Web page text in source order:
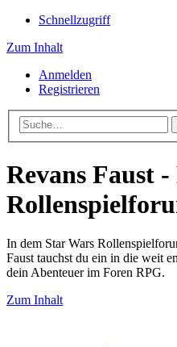
Schnellzugriff
Zum Inhalt
Anmelden
Registrieren
Revans Faust
In dem Star Wars
Faust tauchst du ein in die weit
dein Abenteuer im Foren RPG.
Zum Inhalt